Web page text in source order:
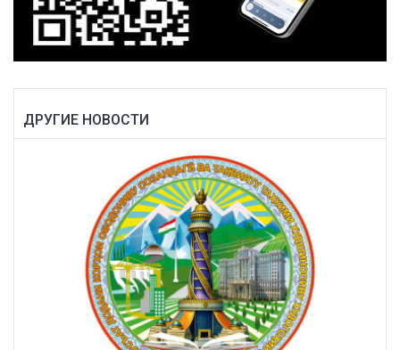
ДРУГИЕ НОВОСТИ